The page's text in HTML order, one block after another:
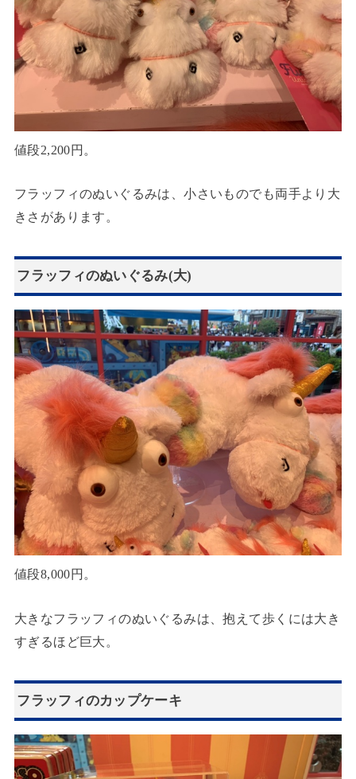
値段2,200円。
フラッフィのぬいぐるみは、小さいものでも両手より大
きさがあります。
フラッフィのぬいぐるみ(大)
値段8,000円。
大きなフラッフィのぬいぐるみは、抱えて歩くには大き
すぎるほど巨大。
フラッフィのカップケーキ